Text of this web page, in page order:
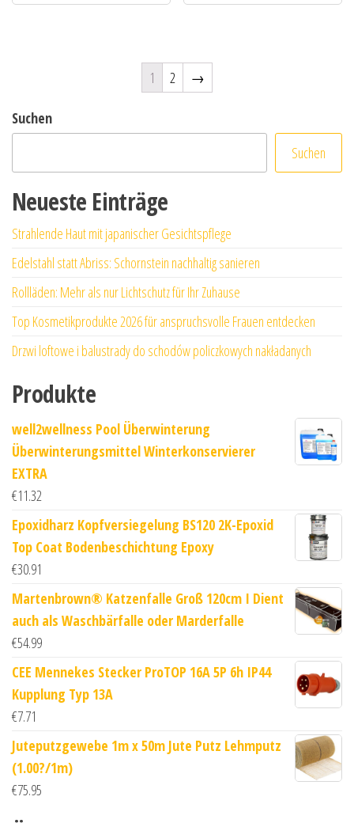
1 2 →
Suchen
Suchen
Neueste Einträge
Strahlende Haut mit japanischer Gesichtspflege
Edelstahl statt Abriss: Schornstein nachhaltig sanieren
Rollläden: Mehr als nur Lichtschutz für Ihr Zuhause
Top Kosmetikprodukte 2026 für anspruchsvolle Frauen entdecken
Drzwi loftowe i balustrady do schodów policzkowych nakładanych
Produkte
well2wellness Pool Überwinterung
Überwinterungsmittel Winterkonservierer
EXTRA
€11.32
Epoxidharz Kopfversiegelung BS120 2K-Epoxid
Top Coat Bodenbeschichtung Epoxy
€30.91
Martenbrown® Katzenfalle Groß 120cm I Dient
auch als Waschbärfalle oder Marderfalle
€54.99
CEE Mennekes Stecker ProTOP 16A 5P 6h IP44
Kupplung Typ 13A
€7.71
Juteputzgewebe 1m x 50m Jute Putz Lehmputz
(1.00?/1m)
€75.95